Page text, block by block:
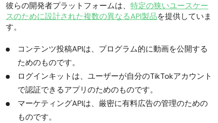
彼らの開発者プラットフォームは、 特定の狭いユースケー
スのために設計された複数の異なるAPI製品を提供していま
す。
コンテンツ投稿APIは、プログラム的に動画を公開する
ためのものです。
ログインキットは、ユーザーが自分のTikTokアカウント
で認証できるアプリのためのものです。
マーケティングAPIは、厳密に有料広告の管理のための
ものです。